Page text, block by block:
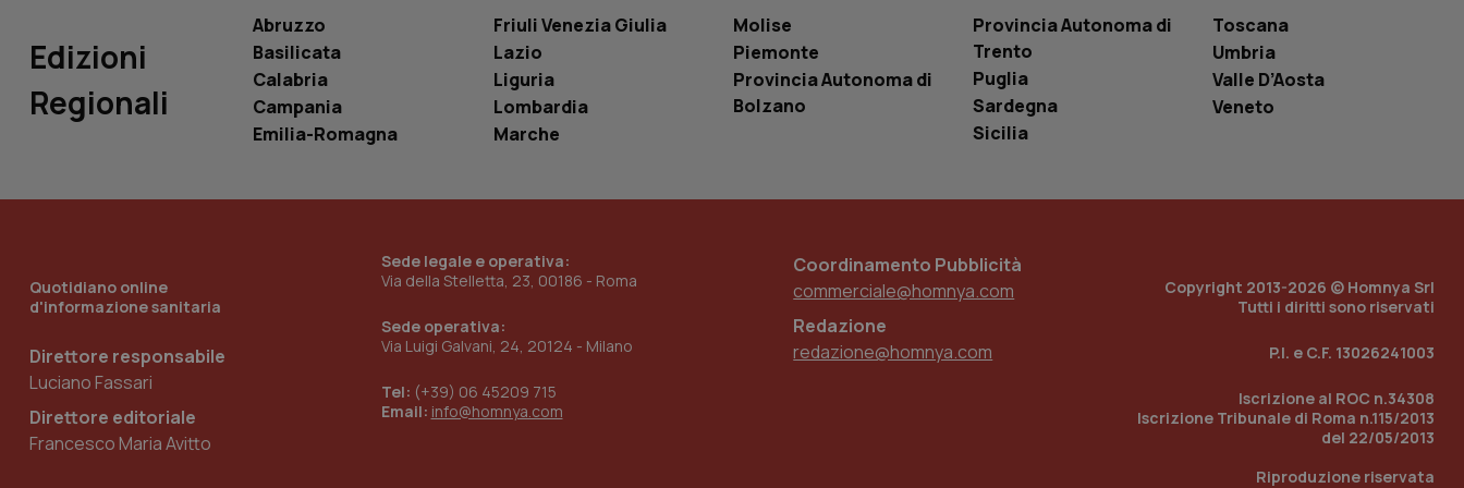
Edizioni
Regionali
Abruzzo
Basilicata
Calabria
Campania
Emilia-Romagna
Friuli Venezia Giulia
Lazio
Liguria
Lombardia
Marche
Molise
Piemonte
Provincia Autonoma di
Bolzano
Provincia Autonoma di
Trento
Puglia
Sardegna
Sicilia
Toscana
Umbria
Valle D’Aosta
Veneto
Quotidiano online
d'informazione sanitaria
Direttore responsabile
Luciano Fassari
Direttore editoriale
Francesco Maria Avitto
Sede legale e operativa:
Via della Stelletta, 23, 00186 - Roma
Sede operativa:
Via Luigi Galvani, 24, 20124 - Milano
Tel: (+39) 06 45209 715
Email: info@homnya.com
Coordinamento Pubblicità
commerciale@homnya.com
Redazione
redazione@homnya.com
Copyright 2013-2026 © Homnya Srl
Tutti i diritti sono riservati
P.I. e C.F. 13026241003
Iscrizione al ROC n.34308
Iscrizione Tribunale di Roma n.115/2013
del 22/05/2013
Riproduzione riservata
utente
www.quotidianosanita.it
Questo cookie è impostato dall'applicazione per abilitare il
provider WelfareLink.